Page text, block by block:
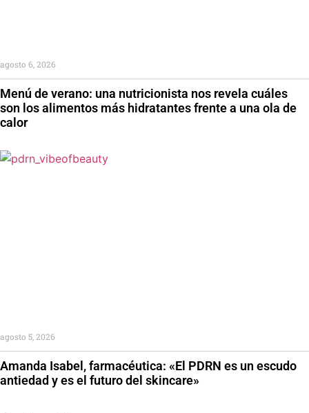
Menú de verano: una nutricionista nos revela cuáles
son los alimentos más hidratantes frente a una ola de
calor
agosto 6, 2026
Amanda Isabel, farmacéutica: «El PDRN es un escudo
antiedad y es el futuro del skincare»
agosto 5, 2026